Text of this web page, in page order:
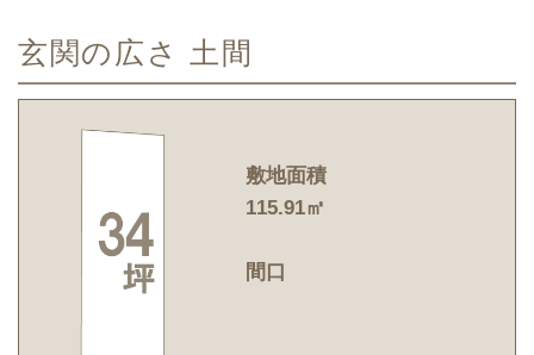
玄関の広さ 土間
敷地面積
115.91㎡
間口